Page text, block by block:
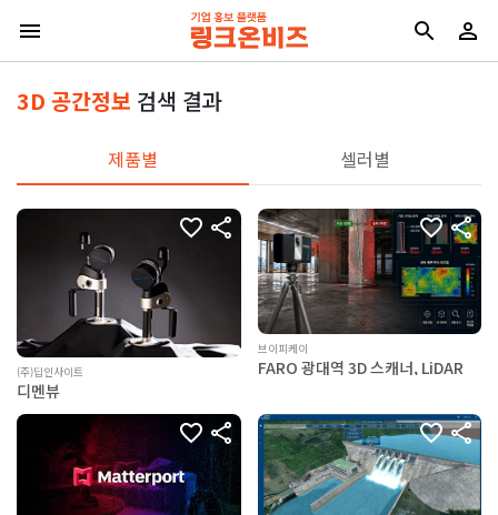
3D 공간정보 검색 결과
제품별 셀러별
(주)딥인사이트
디멘뷰
브이피케이
FARO 광대역 3D 스캐너, LiDAR